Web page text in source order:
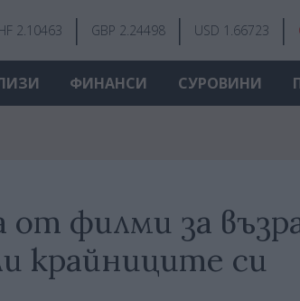
2.10463 GBP 2.24498 USD 1.66723
ФИНАНСИ СУРОВИНИ
от филми за
крайниците си